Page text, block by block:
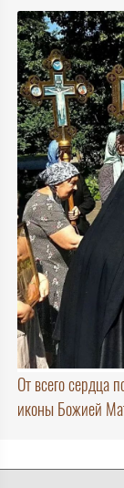
От всего сердца
иконы Божией